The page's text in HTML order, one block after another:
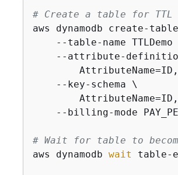
# Create a table for TTL
aws dynamodb create-
--table-name TTLDemo
--attribute-
    --key-schema \
--billing-mode
# Wait for table to
aws dynamodb wait table-